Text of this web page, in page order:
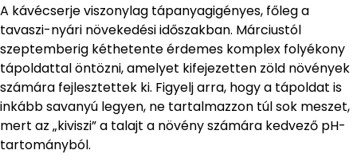
A kávécserje viszonylag tápanyagigényes, főleg a
tavaszi-nyári növekedési időszakban. Márciustól
szeptemberig kéthetente érdemes komplex folyékony
tápoldattal öntözni, amelyet kifejezetten zöld növények
számára fejlesztettek ki. Figyelj arra, hogy a tápoldat is
inkább savanyú legyen, ne tartalmazzon túl sok meszet,
mert az „kiviszi” a talajt a növény számára kedvező pH-
tartományból.